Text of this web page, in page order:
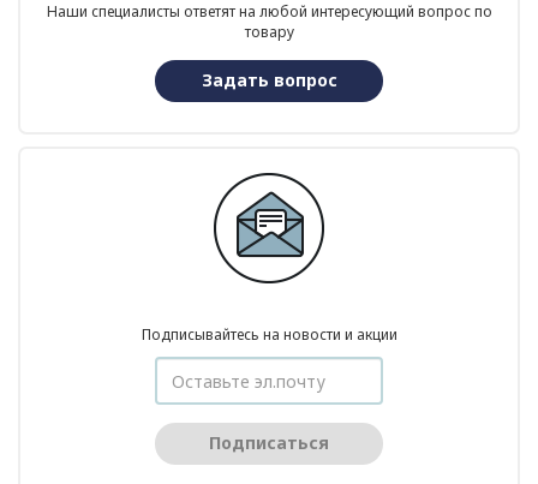
Наши специалисты ответят на любой интересующий вопрос по
товару
Задать вопрос
Подписывайтесь на новости и акции
Подписаться